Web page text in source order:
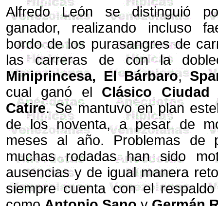
Alfredo León se distinguió
ganador, realizando incluso
bordo de los purasangres de
las carreras de con la
Miniprincesa, El Bárbaro,
cual ganó el Clásico Ciudad
Catire. Se mantuvo en plan
de los noventa, a pesar de
meses al año. Problemas de
muchas rodadas han sido
ausencias y de igual manera
siempre cuenta con el